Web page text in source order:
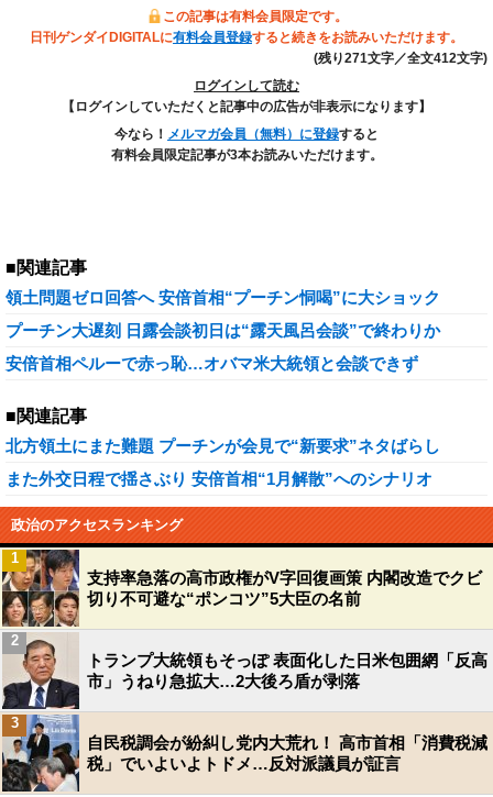
この記事は有料会員限定です。
日刊ゲンダイDIGITALに有料会員登録すると続きをお読みいただけます。
(残り271文字／全文412文字)
ログインして読む
【ログインしていただくと記事中の広告が非表示になります】
今なら！ メルマガ会員（無料）に登録すると
有料会員限定記事が3本お読みいただけます。
■関連記事
領土問題ゼロ回答へ 安倍首相“プーチン恫喝”に大ショック
プーチン大遅刻 日露会談初日は“露天風呂会談”で終わりか
安倍首相ペルーで赤っ恥…オバマ米大統領と会談できず
■関連記事
北方領土にまた難題 プーチンが会見で“新要求”ネタばらし
また外交日程で揺さぶり 安倍首相“1月解散”へのシナリオ
政治のアクセスランキング
支持率急落の高市政権がV字回復画策 内閣改造でクビ
切り不可避な“ポンコツ”5大臣の名前
1
トランプ大統領もそっぽ 表面化した日米包囲網「反高
市」うねり急拡大…2大後ろ盾が剥落
2
自民税調会が紛糾し党内大荒れ！ 高市首相「消費税減
税」でいよいよトドメ…反対派議員が証言
3